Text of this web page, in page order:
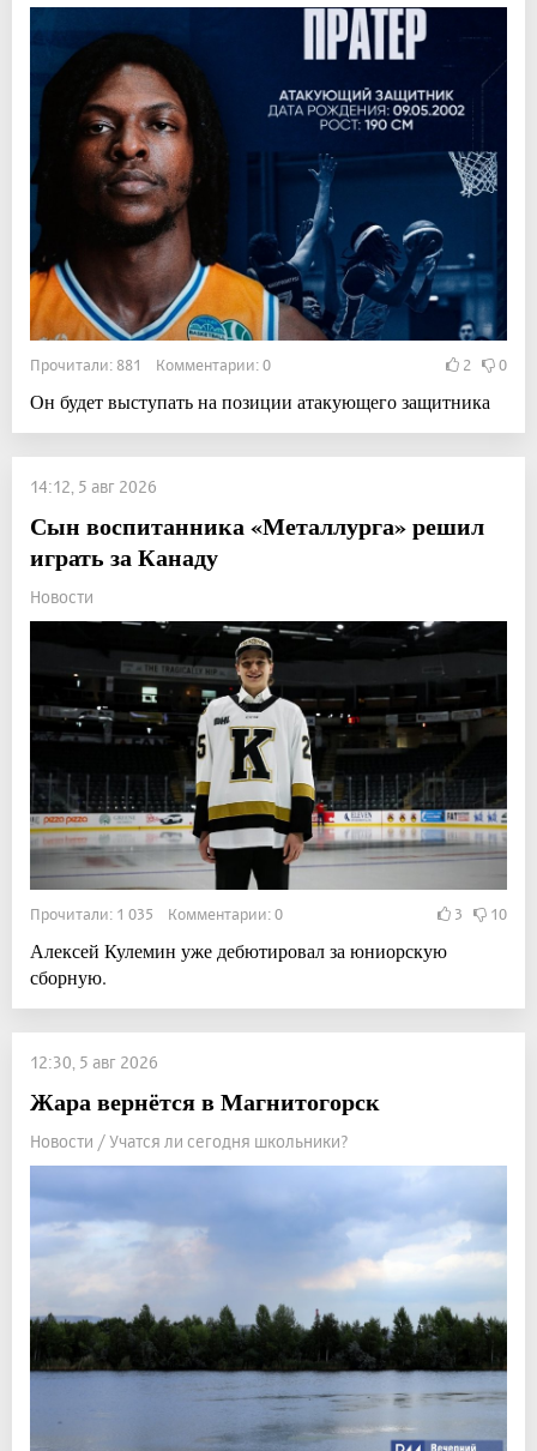
Прочитали: 881 Комментарии: 0 2 0
Он будет выступать на позиции атакующего защитника
14:12, 5 авг 2026
Сын воспитанника «Металлурга» решил
играть за Канаду
Новости
Прочитали: 1 035 Комментарии: 0 3 10
Алексей Кулемин уже дебютировал за юниорскую
сборную.
12:30, 5 авг 2026
Жара вернётся в Магнитогорск
Новости / Учатся ли сегодня школьники?